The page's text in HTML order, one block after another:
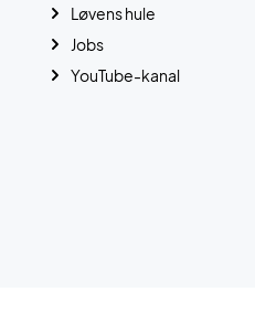
Løvens hule
Jobs
YouTube-kanal